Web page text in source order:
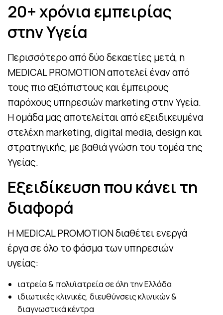
20+ χρόνια εμπειρίας
στην Υγεία
Περισσότερο από δύο δεκαετίες μετά, η
MEDICAL PROMOTION αποτελεί έναν από
τους πιο αξιόπιστους και έμπειρους
παρόχους υπηρεσιών marketing στην Υγεία.
Η ομάδα μας αποτελείται από εξειδικευμένα
στελέχη marketing, digital media, design και
στρατηγικής, με βαθιά γνώση του τομέα της
Υγείας.
Εξειδίκευση που κάνει τη
διαφορά
ΗMEDICAL PROMOTIONδιαθέτειενεργά
έργα σε όλο το φάσμα των υπηρεσιών
υγείας:
ιατρεία & πολυϊατρεία σε όλη την Ελλάδα
ιδιωτικές κλινικές, διευθύνσεις κλινικών &
διαγνωστικά κέντρα